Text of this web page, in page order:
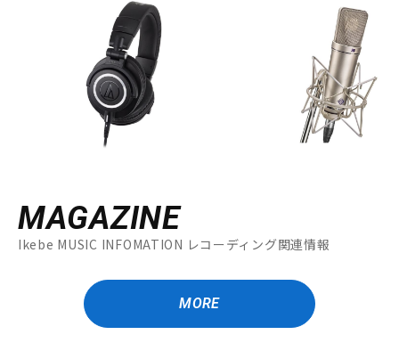
MAGAZINE
Ikebe MUSIC INFOMATION レコーディング関連情報
MORE